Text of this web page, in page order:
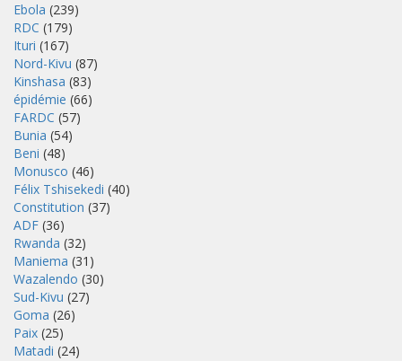
Ebola (239)
RDC (179)
Ituri (167)
Nord-Kivu (87)
Kinshasa (83)
épidémie (66)
FARDC (57)
Bunia (54)
Beni (48)
Monusco (46)
Félix Tshisekedi (40)
Constitution (37)
ADF (36)
Rwanda (32)
Maniema (31)
Wazalendo (30)
Sud-Kivu (27)
Goma (26)
Paix (25)
Matadi (24)